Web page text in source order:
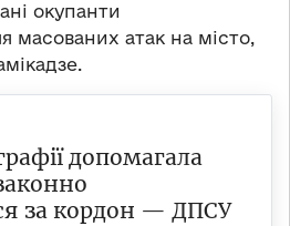
окупанти
масованих атак на місто,
допомагала
за кордон — ДПСУ